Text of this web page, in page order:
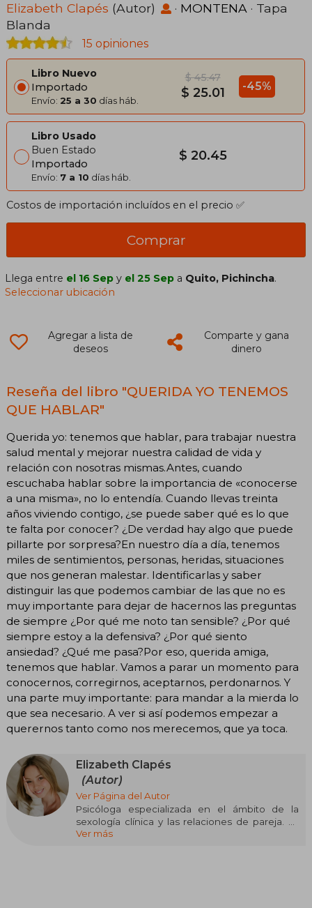
Elizabeth Clapés (Autor) · MONTENA · Tapa
Blanda
15 opiniones
Libro Nuevo
Importado
Envío: 25 a 30 días háb.
$ 45.47
$ 25.01 -45%
Libro Usado
Buen Estado
Importado
Envío: 7 a 10 días háb.
$ 20.45
Costos de importación incluídos en el precio ✅
Comprar
Llega entre el 16 Sep y el 25 Sep a Quito, Pichincha.
Seleccionar ubicación
Agregar a lista de
deseos
Comparte y gana
dinero
Reseña del libro "QUERIDA YO TENEMOS
QUE HABLAR"
Querida yo: tenemos que hablar, para trabajar nuestra
salud mental y mejorar nuestra calidad de vida y
relación con nosotras mismas.Antes, cuando
escuchaba hablar sobre la importancia de «conocerse
a una misma», no lo entendía. Cuando llevas treinta
años viviendo contigo, ¿se puede saber qué es lo que
te falta por conocer? ¿De verdad hay algo que puede
pillarte por sorpresa?En nuestro día a día, tenemos
miles de sentimientos, personas, heridas, situaciones
que nos generan malestar. Identificarlas y saber
distinguir las que podemos cambiar de las que no es
muy importante para dejar de hacernos las preguntas
de siempre ¿Por qué me noto tan sensible? ¿Por qué
siempre estoy a la defensiva? ¿Por qué siento
ansiedad? ¿Qué me pasa?Por eso, querida amiga,
tenemos que hablar. Vamos a parar un momento para
conocernos, corregirnos, aceptarnos, perdonarnos. Y
una parte muy importante: para mandar a la mierda lo
que sea necesario. A ver si así podemos empezar a
querernos tanto como nos merecemos, que ya toca.
Elizabeth Clapés
(Autor)
Ver Página del Autor
Psicóloga especializada en el ámbito de la
sexología clínica y las relaciones de pareja. Es
originaria de la isla de Ibiza, pero se mudó a
Ver más